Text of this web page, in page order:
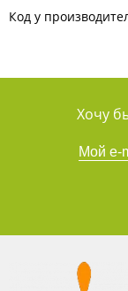
Код у
Хочу